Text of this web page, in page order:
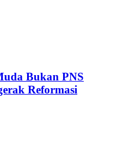
Bukan PNS
Reformasi